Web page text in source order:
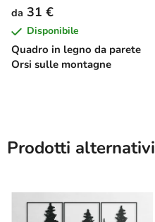
Quadro in legno da parete
Orsi sulle montagne
da 31 €
Disponibile
Prodotti alternativi